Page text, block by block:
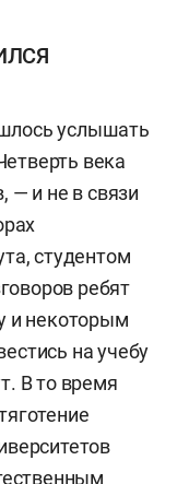
услышать
века
и не в связи
студентом
ребят
и некоторым
на учебу
В то время